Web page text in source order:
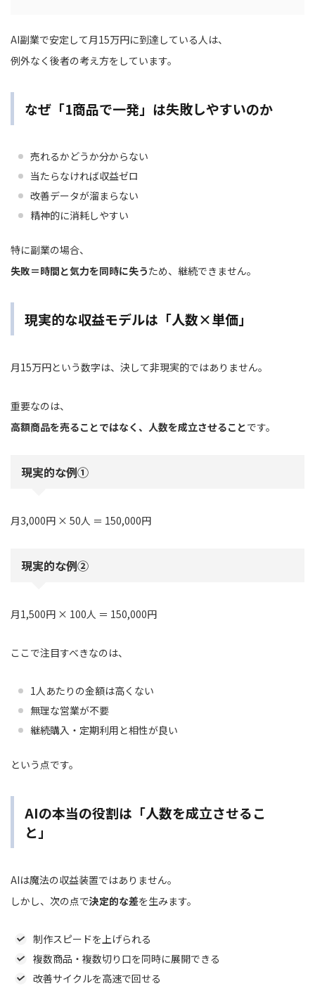
AI副業で安定して月15万円に到達している人は、
例外なく後者の考え方をしています。
なぜ「1商品で一発」は失敗しやすいのか
売れるかどうか分からない
当たらなければ収益ゼロ
改善データが溜まらない
精神的に消耗しやすい
特に副業の場合、
失敗＝時間と気力を同時に失うため、継続できません。
現実的な収益モデルは「人数×単価」
月15万円という数字は、決して非現実的ではありません。
重要なのは、
高額商品を売ることではなく、人数を成立させることです。
現実的な例①
月3,000円 × 50人 ＝ 150,000円
現実的な例②
月1,500円 × 100人 ＝ 150,000円
ここで注目すべきなのは、
1人あたりの金額は高くない
無理な営業が不要
継続購入・定期利用と相性が良い
という点です。
AIの本当の役割は「人数を成立させるこ
と」
AIは魔法の収益装置ではありません。
しかし、次の点で決定的な差を生みます。
制作スピードを上げられる
複数商品・複数切り口を同時に展開できる
改善サイクルを高速で回せる